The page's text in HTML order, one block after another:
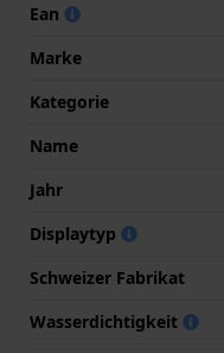
Ean
Marke
Kategorie
Name
Jahr
Displaytyp
Schweizer Fabrikat
Wasserdichtigkeit